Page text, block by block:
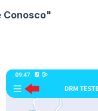
Conosco"